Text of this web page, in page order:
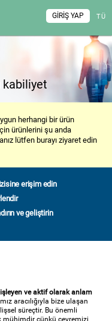
TÜ
GIRIŞ YAP
kabiliyet
herhangi bir ürün
ürünlerini şu anda
lütfen burayı ziyaret edin
erişim edin
ve geliştirin
işleyen ve aktif olarak anlam
aracılığıyla bize ulaşan
süreçtir. Bu önemli
mühimdir çünkü çevremizi